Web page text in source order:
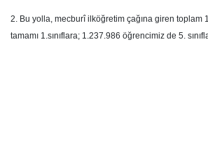
2. Bu yolla, mecburî ilköğretim çağına giren toplam
tamamı 1.sınıflara; 1.237.986 öğrencimiz de 5.